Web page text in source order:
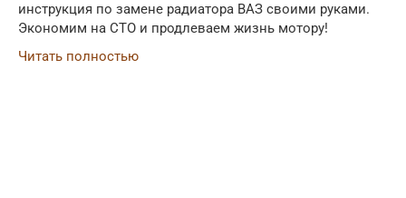
инструкция по замене радиатора ВАЗ своими руками.
Экономим на СТО и продлеваем жизнь мотору!
Читать полностью